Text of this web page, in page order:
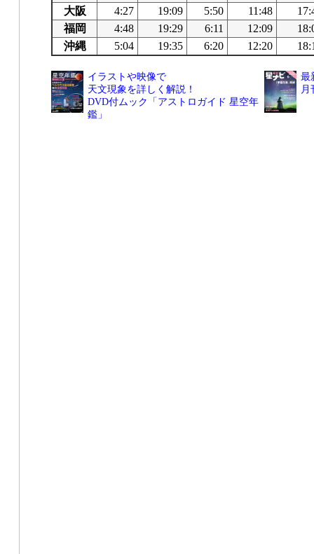
大阪
4:27 19:09 5:50 11:48
福岡
4:48 19:29 6:11 12:09
沖縄
5:04 19:35 6:20 12:20
イラストや映像で
天文現象を詳しく解説！
DVD付ムック「アストロガイド 星空年
鑑」
最
月